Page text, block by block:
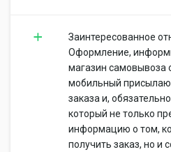
Заинтересованное
Оформление,
магазин самовывоза
мобильный
заказа и,
который не только
информацию о том,
получить заказ, но и